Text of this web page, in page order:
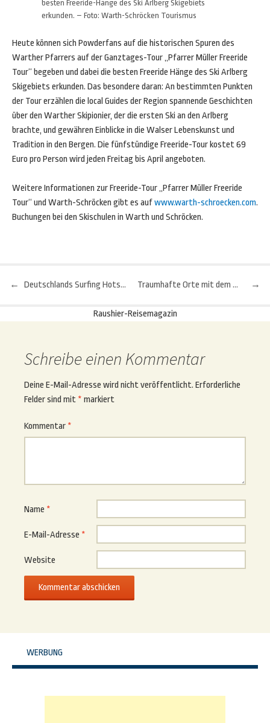
besten Freeride-Hänge des Ski Arlberg Skigebiets
erkunden. – Foto: Warth-Schröcken Tourismus
Heute können sich Powderfans auf die historischen Spuren des
Warther Pfarrers auf der Ganztages-Tour „Pfarrer Müller Freeride
Tour“ begeben und dabei die besten Freeride Hänge des Ski Arlberg
Skigebiets erkunden. Das besondere daran: An bestimmten Punkten
der Tour erzählen die local Guides der Region spannende Geschichten
über den Warther Skipionier, der die ersten Ski an den Arlberg
brachte, und gewähren Einblicke in die Walser Lebenskunst und
Tradition in den Bergen. Die fünfstündige Freeride-Tour kostet 69
Euro pro Person wird jeden Freitag bis April angeboten.
Weitere Informationen zur Freeride-Tour „Pfarrer Müller Freeride
Tour“ und Warth-Schröcken gibt es aufwww.warth-schroecken.com.
Buchungen bei den Skischulen in Warth und Schröcken.
Beitragsnavigation
← Deutschlands Surfing Hotspot Nr.1: Sankt Peter Ording →
Traumhafte Orte mit dem Mietwagen erkunden
Raushier-Reisemagazin
Schreibe einen Kommentar
Deine E-Mail-Adresse wird nicht veröffentlicht. Erforderliche
Felder sind mit * markiert
Kommentar *
Name *
E-Mail-Adresse *
Website
WERBUNG